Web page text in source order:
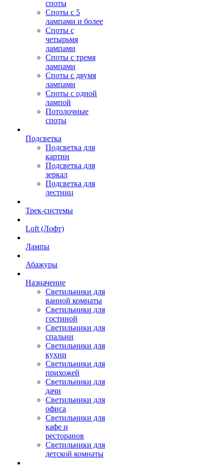
споты
Споты с 5
лампами и более
Споты с
четырьмя
лампами
Споты с тремя
лампами
Споты с двумя
лампами
Споты с одной
лампой
Потолочные
споты
Подсветка
Подсветка для
картин
Подсветка для
зеркал
Подсветка для
лестниц
Трек-системы
Loft (Лофт)
Лампы
Абажуры
Назначение
Светильники для
ванной комнаты
Светильники для
гостиной
Светильники для
спальни
Светильники для
кухни
Светильники для
прихожей
Светильники для
дачи
Светильники для
офиса
Светильники для
кафе и
ресторанов
Светильники для
детской комнаты